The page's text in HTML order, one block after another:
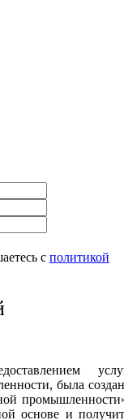
с политикой
была
основе и